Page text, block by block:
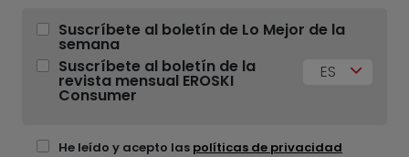
Suscríbete al boletín de Lo Mejor de la
semana
Suscríbete al boletín de la
revista mensual EROSKI
Consumer
ES
He leído y acepto las políticas de privacidad